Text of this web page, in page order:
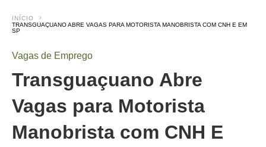
INÍCIO
TRANSGUAÇUANO ABRE VAGAS PARA MOTORISTA MANOBRISTA COM CNH E EM
SP
Vagas de Emprego
Transguaçuano Abre
Vagas para Motorista
Manobrista com CNH E